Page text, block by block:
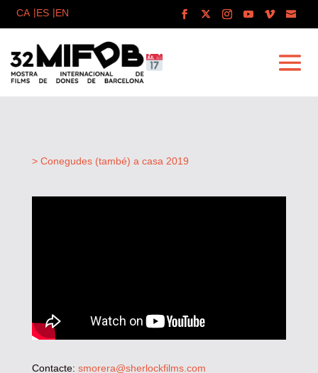
> Conegudes (també) a casa 2019
Contacte: smorera@sherlockfilms.com